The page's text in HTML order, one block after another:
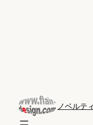
ノベルテ